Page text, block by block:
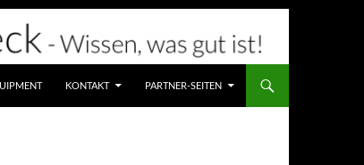
KONTAKT PARTNER-SEITEN